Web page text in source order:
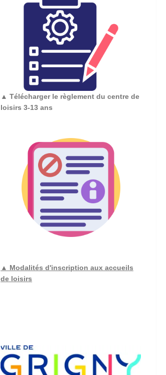
▲ Télécharger le règlement du centre de
loisirs 3-13 ans
▲ Modalités d'inscription aux accueils
de loisirs